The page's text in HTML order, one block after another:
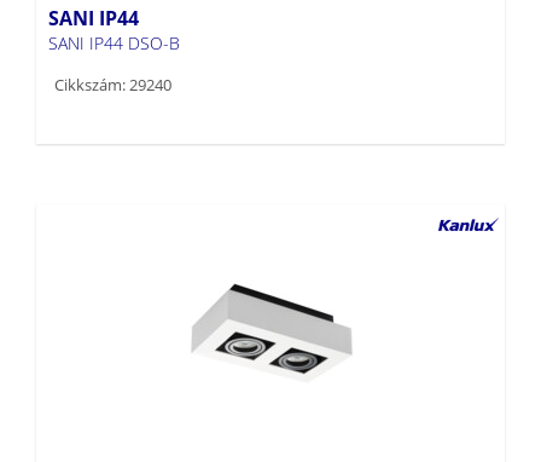
SANI IP44
SANI IP44 DSO-B
Cikkszám: 29240